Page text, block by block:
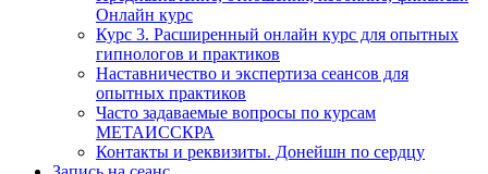
Онлайн курс
Курс 3. Расширенный онлайн курс для опытных
гипнологов и практиков
Наставничество и экспертиза сеансов для
опытных практиков
Часто задаваемые вопросы по курсам
МЕТАИССКРА
Контакты и реквизиты. Донейшн по сердцу